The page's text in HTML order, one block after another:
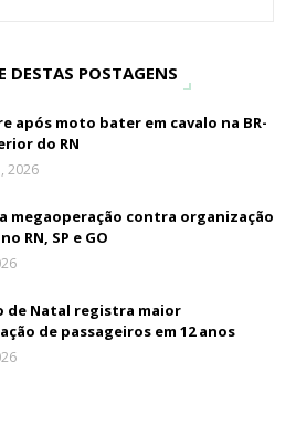
DESTAS POSTAGENS
após moto bater em cavalo na BR-
do RN
2026
megaoperação contra organização
RN, SP e GO
de Natal registra maior
de passageiros em 12 anos